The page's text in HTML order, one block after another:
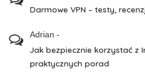
Darmowe VPN – testy,
Adrian -
Jak bezpiecznie korzystać z
praktycznych porad